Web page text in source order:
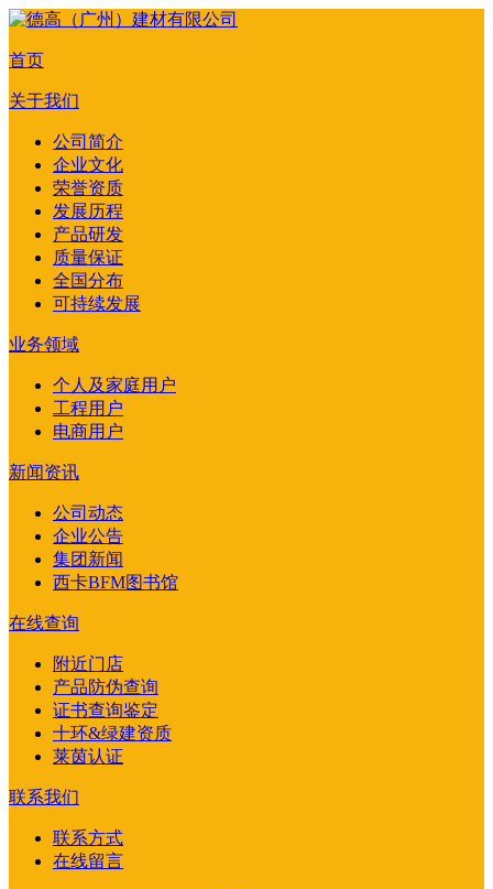
首页
关于我们
公司简介
企业文化
荣誉资质
发展历程
产品研发
质量保证
全国分布
可持续发展
业务领域
个人及家庭用户
工程用户
电商用户
新闻资讯
公司动态
企业公告
集团新闻
西卡BFM图书馆
在线查询
附近门店
产品防伪查询
证书查询鉴定
十环&绿建资质
莱茵认证
联系我们
联系方式
在线留言